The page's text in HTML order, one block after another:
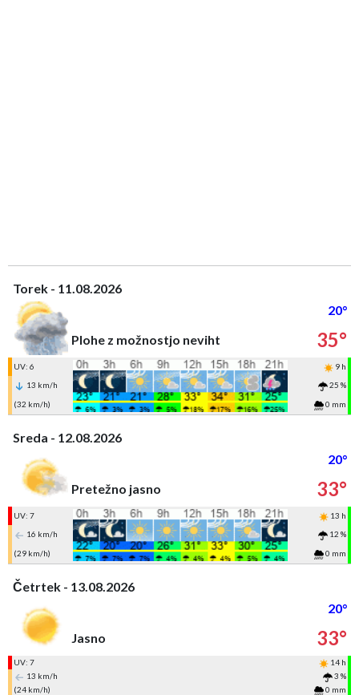
Torek - 11.08.2026
20°
Plohe z možnostjo neviht
35°
UV: 6
9 h
13 km/h
25 %
(32 km/h)
0 mm
Sreda - 12.08.2026
20°
Pretežno jasno
33°
UV: 7
13 h
16 km/h
12 %
(29 km/h)
0 mm
Četrtek - 13.08.2026
20°
Jasno
33°
UV: 7
14 h
13 km/h
3 %
(24 km/h)
0 mm